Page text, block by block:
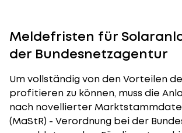
Meldefristen für
der Bundesnetzagentur
Um vollständig von den Vorteilen
profitieren zu können, muss die
nach novellierter
(MaStR) - Verordnung bei der